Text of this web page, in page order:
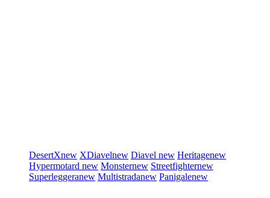
DesertXnew XDiavelnew Diavel new Heritagenew
Hypermotard new Monsternew Streetfighternew
Superleggeranew Multistradanew Panigalenew